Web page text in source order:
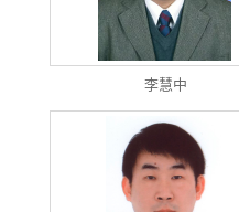
李慧中